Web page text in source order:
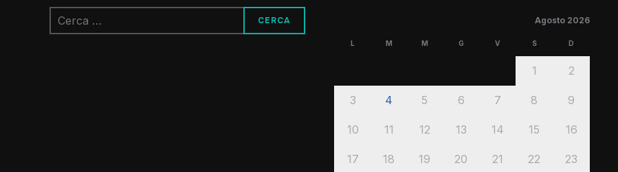
Ricerca
per:
Agosto 2026
L M M G V S D
1 2
3 4 5 6 7 8 9
10 11 12 13 14 15 16
17 18 19 20 21 22 23